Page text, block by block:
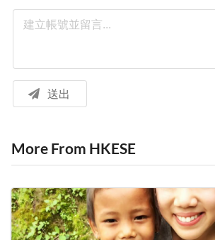
送出
More From HKESE